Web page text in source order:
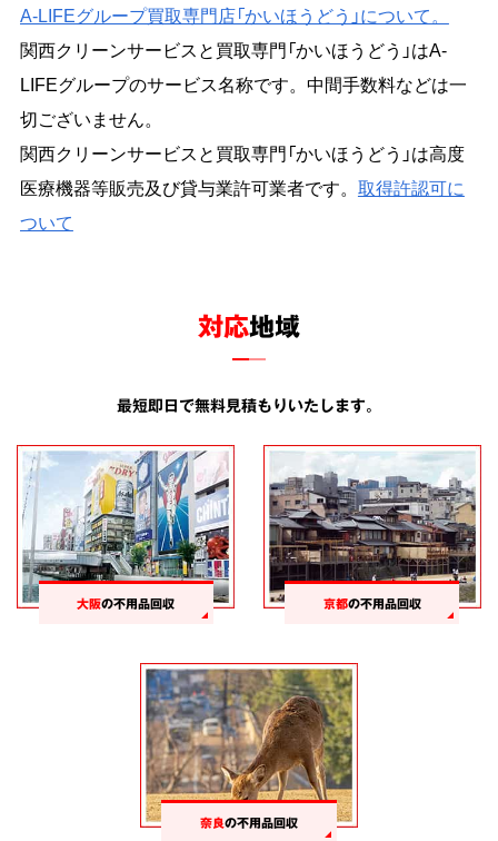
A-LIFEグループ買取専門店「かいほうどう」について。
関西クリーンサービスと買取専門「かいほうどう」はA-
LIFEグループのサービス名称です。中間手数料などは一
切ございません。
関西クリーンサービスと買取専門「かいほうどう」は高度
医療機器等販売及び貸与業許可業者です。 取得許認可に
ついて
対応地域
最短即日で無料見積もりいたします。
大阪の不用品回収 京都の不用品回収
奈良の不用品回収